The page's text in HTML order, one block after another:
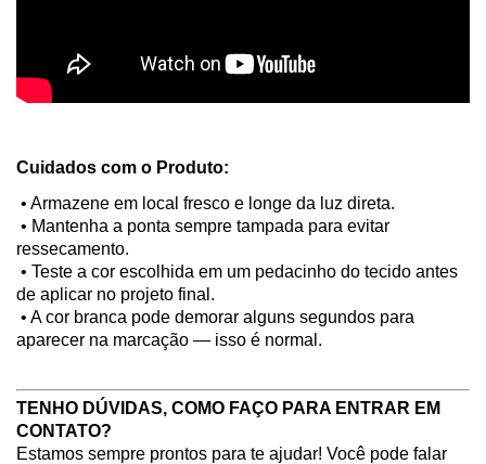
Cuidados com o Produto:
• Armazene em local fresco e longe da luz direta.
ressecamento.
de aplicar no projeto final.
aparecer na marcação — isso é normal.
TENHO DÚVIDAS, COMO FAÇO PARA ENTRAR EM
CONTATO?
Estamos sempre prontos para te ajudar! Você pode falar